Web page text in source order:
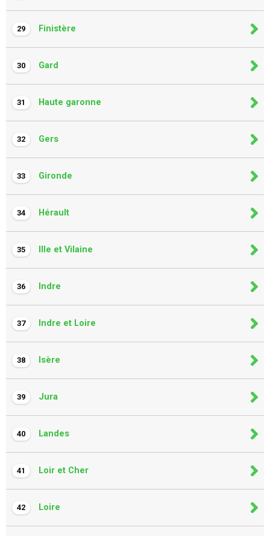
29 Finistère
30 Gard
31 Haute garonne
32 Gers
33 Gironde
34 Hérault
35 Ille et Vilaine
36 Indre
37 Indre et Loire
38 Isère
39 Jura
40 Landes
41 Loir et Cher
42 Loire